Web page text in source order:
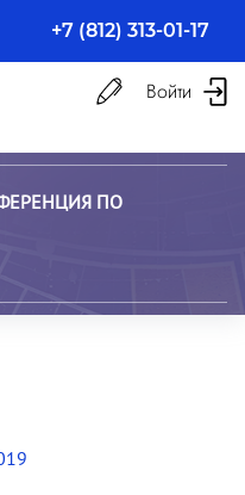
+7 (812) 313-01-17
Войти
ПО